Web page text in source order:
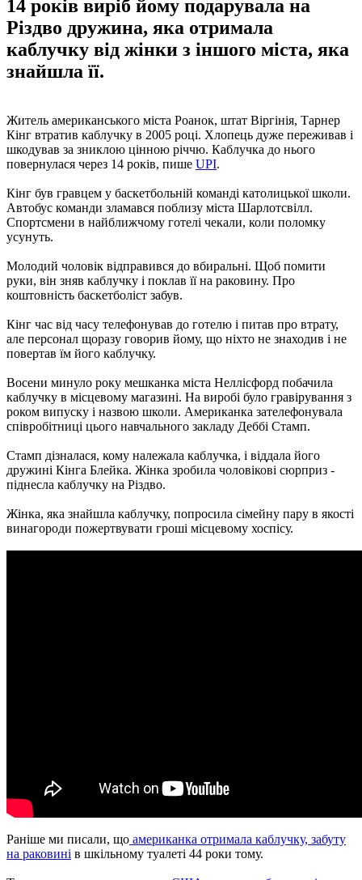
14 років виріб йому подарувала на
Різдво дружина, яка отримала
каблучку від жінки з іншого міста, яка
знайшла її.
Житель американського міста Роанок, штат Віргінія, Тарнер
Кінг втратив каблучку в 2005 році. Хлопець дуже переживав і
шкодував за зниклою цінною річчю. Каблучка до нього
повернулася через 14 років, пише UPI.
Кінг був гравцем у баскетбольній команді католицької школи.
Автобус команди зламався поблизу міста Шарлотсвілл.
Спортсмени в найближчому готелі чекали, коли поломку
усунуть.
Молодий чоловік відправився до вбиральні. Щоб помити
руки, він зняв каблучку і поклав її на раковину. Про
коштовність баскетболіст забув.
Кінг час від часу телефонував до готелю і питав про втрату,
але персонал щоразу говорив йому, що ніхто не знаходив і не
повертав їм його каблучку.
Восени минуло року мешканка міста Неллісфорд побачила
каблучку в місцевому магазині. На виробі було гравірування з
роком випуску і назвою школи. Американка зателефонувала
співробітниці цього навчального закладу Деббі Стамп.
Стамп дізналася, кому належала каблучка, і віддала його
дружині Кінга Блейка. Жінка зробила чоловікові сюрприз -
піднесла каблучку на Різдво.
Жінка, яка знайшла каблучку, попросила сімейну пару в якості
винагороди пожертвувати гроші місцевому хоспісу.
Раніше ми писали, що американка отримала каблучку, забуту
на раковині в шкільному туалеті 44 роки тому.